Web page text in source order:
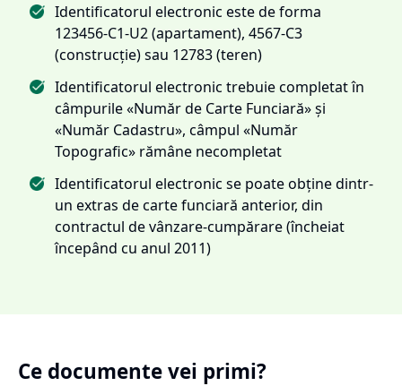
Identificatorul electronic este de forma
123456-C1-U2 (apartament), 4567-C3
(construcție) sau 12783 (teren)
Identificatorul electronic trebuie completat în
câmpurile «Număr de Carte Funciară» și
«Număr Cadastru», câmpul «Număr
Topografic» rămâne necompletat
Identificatorul electronic se poate obține dintr-
un extras de carte funciară anterior, din
contractul de vânzare-cumpărare (încheiat
începând cu anul 2011)
Ce documente vei primi?